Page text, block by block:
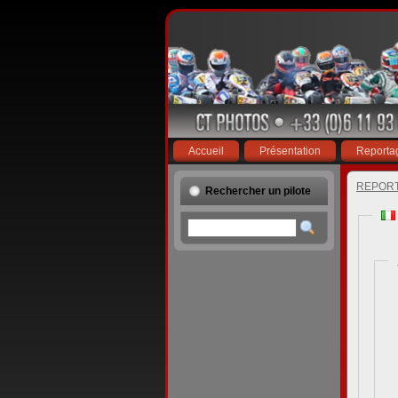
Accueil Présentation
Rechercher un pilote